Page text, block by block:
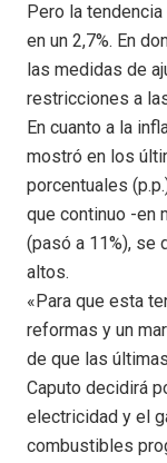
Pero la
en un 2,7%. En
las medidas de
restricciones a
En cuanto a la
mostró en los
porcentuales
que continuo -en
(pasó a 11%), se
altos.
«Para que esta
reformas y un
de que las
Caputo decidirá
electricidad y el
combustibles